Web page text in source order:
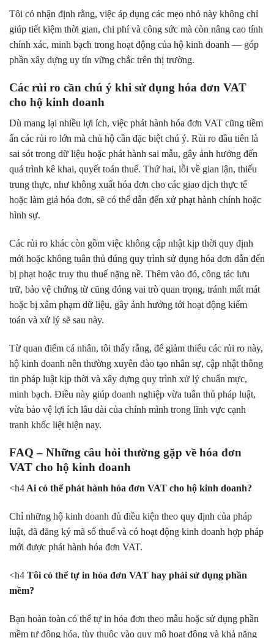
Tôi có nhận định rằng, việc áp dụng các mẹo nhỏ này không chỉ
giúp tiết kiệm thời gian, chi phí và công sức mà còn nâng cao tính
chính xác, minh bạch trong hoạt động của hộ kinh doanh — góp
phần xây dựng uy tín vững chắc trên thị trường.
Các rủi ro cần chú ý khi sử dụng hóa đơn VAT
cho hộ kinh doanh
Dù mang lại nhiều lợi ích, việc phát hành hóa đơn VAT cũng tiềm
ẩn các rủi ro lớn mà chủ hộ cần đặc biệt chú ý. Rủi ro đầu tiên là
sai sót trong dữ liệu hoặc phát hành sai mẫu, gây ảnh hưởng đến
quá trình kê khai, quyết toán thuế. Thứ hai, lỗi về gian lận, thiếu
trung thực, như không xuất hóa đơn cho các giao dịch thực tế
hoặc làm giả hóa đơn, sẽ có thể dẫn đến xử phạt hành chính hoặc
hình sự.
Các rủi ro khác còn gồm việc không cập nhật kịp thời quy định
mới hoặc không tuân thủ đúng quy trình sử dụng hóa đơn dẫn đến
bị phạt hoặc truy thu thuế nặng nề. Thêm vào đó, công tác lưu
trữ, bảo vệ chứng từ cũng đóng vai trò quan trọng, tránh mất mát
hoặc bị xâm phạm dữ liệu, gây ảnh hưởng tới hoạt động kiểm
toán và xử lý sẽ sau này.
Từ quan điểm cá nhân, tôi thấy rằng, để giảm thiểu các rủi ro này,
hộ kinh doanh nên thường xuyên đào tạo nhân sự, cập nhật thông
tin pháp luật kịp thời và xây dựng quy trình xử lý chuẩn mực,
minh bạch. Điều này giúp doanh nghiệp vừa tuân thủ pháp luật,
vừa bảo vệ lợi ích lâu dài của chính mình trong lĩnh vực cạnh
tranh khốc liệt hiện nay.
FAQ – Những câu hỏi thường gặp về hóa đơn
VAT cho hộ kinh doanh
<h4Ai có thể phát hành hóa đơn VAT cho hộ kinh doanh?
Chỉ những hộ kinh doanh đủ điều kiện theo quy định của pháp
luật, đã đăng ký mã số thuế và có hoạt động kinh doanh hợp pháp
mới được phát hành hóa đơn VAT.
<h4 Tôi có thể tự in hóa đơn VAT hay phải sử dụng phần
mềm?
Bạn hoàn toàn có thể tự in hóa đơn theo mẫu hoặc sử dụng phần
mềm tự động hóa, tùy thuộc vào quy mô hoạt động và khả năng